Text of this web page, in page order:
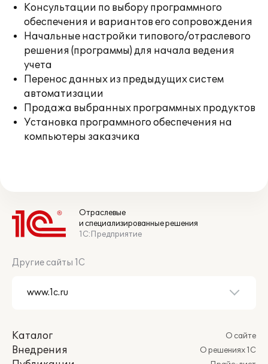
Консультации по выбору программного
обеспечения и вариантов его сопровождения
Начальные настройки типового/отраслевого
решения (программы) для начала ведения
учета
Перенос данных из предыдущих систем
автоматизации
Продажа выбранных программных продуктов
Установка программного обеспечения на
компьютеры заказчика
Отраслевые
и специализированные решения
1С:Предприятие
Другие сайты 1С
Каталог
Внедрения
О сайте
О решениях 1С